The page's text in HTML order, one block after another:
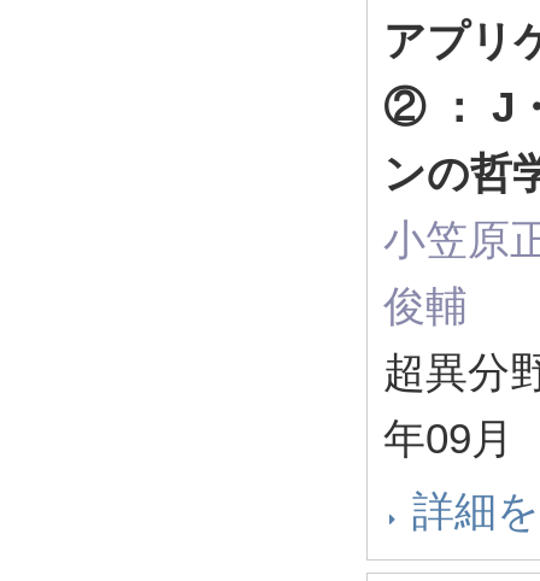
アプリ
② ： J
ンの哲
小笠原
俊輔
超異分
年09月
詳細